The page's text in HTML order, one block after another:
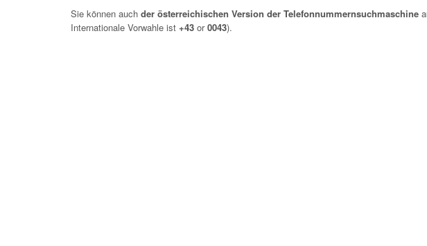
Sie können auch der österreichischen Version der Telefonnummernsuchmaschine
Internationale Vorwahle ist +43 or0043).